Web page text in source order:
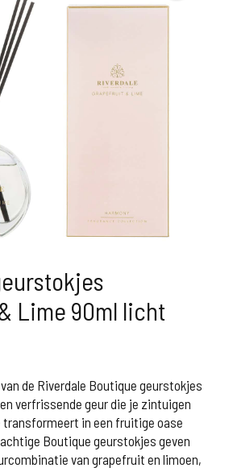
Lime 90ml licht
de Riverdale Boutique geurstokjes
verfrissende geur die je zintuigen
transformeert in een fruitige oase
Boutique geurstokjes geven
van grapefruit en limoen,